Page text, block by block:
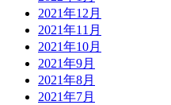
2021年12月
2021年11月
2021年10月
2021年9月
2021年8月
2021年7月